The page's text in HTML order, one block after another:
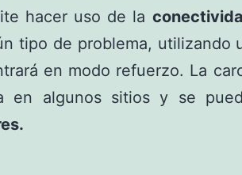
hacer uso de la
tipo de problema, utilizando
en modo refuerzo. La
en algunos sitios y se